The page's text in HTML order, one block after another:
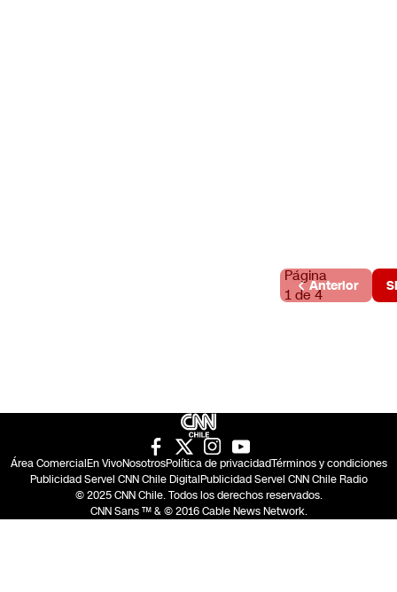
Página
1 de 4
Anterior
Área ComercialEn VivoNosotrosPolítica de privacidadTérminos y condiciones
Publicidad Servel CNN Chile DigitalPublicidad Servel CNN Chile Radio
© 2025 CNN Chile. Todos los derechos reservados.
CNN Sans ™ & © 2016 Cable News Network.